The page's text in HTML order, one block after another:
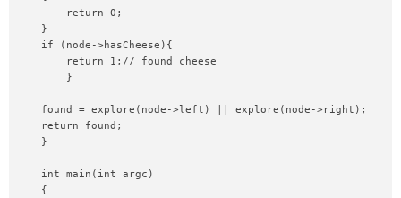
        return 0;
    }
    if (node->hasCheese){
        return 1;// found cheese
        }
    found = explore(node->left) || explore(node->right);
    return found;
    }
    int main(int argc)
    {